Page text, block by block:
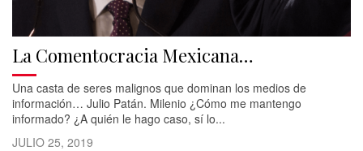
La Comentocracia Mexicana…
Una casta de seres malignos que dominan los medios de
información… Julio Patán. Milenio ¿Cómo me mantengo
informado? ¿A quién le hago caso, sí lo...
JULIO 25, 2019